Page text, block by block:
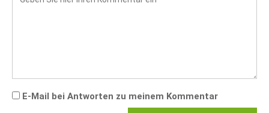
E-Mail bei Antworten zu meinem Kommentar